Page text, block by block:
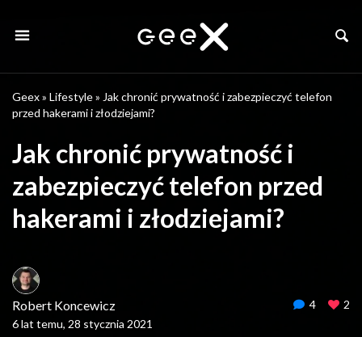
Geex» Lifestyle» Jak chronić prywatność i zabezpieczyć telefon
przed hakerami i złodziejami?
Jak chronić prywatność i
zabezpieczyć telefon przed
hakerami i złodziejami?
Robert Koncewicz
6 lat temu, 28 stycznia 2021
4 2